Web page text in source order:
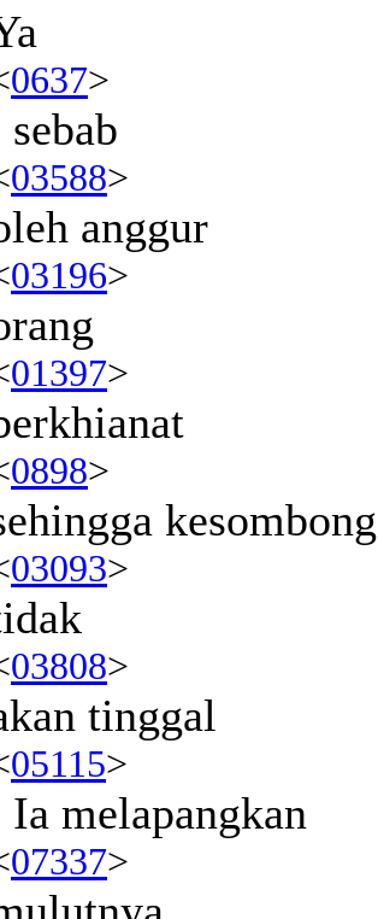
0637>
sebab
03588>
anggur
03196>
01397>
0898>
03093>
03808>
tinggal
05115>
Ia melapangkan
07337>